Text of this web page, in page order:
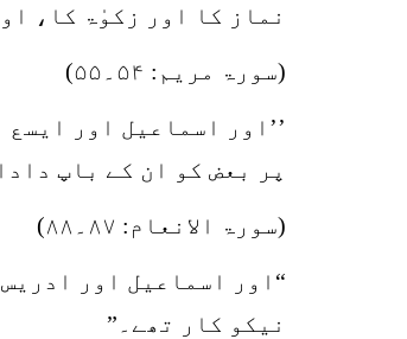
نماز کا اور زکوٰۃ کا،
(سورۃ مریم: ۵۴۔۵۵)
’’اور اسماعیل اور
پر بعض کو ان کے باپ
(سورۃ الانعام: ۸۷۔۸۸)
“اور اسماعیل اور
نیکو کار تھے۔”